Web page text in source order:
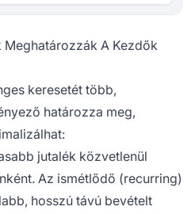
Meghatározzák A Kezdők
keresetét több,
határozza meg,
jutalék közvetlenül
Az ismétlődő (recurring)
hosszú távú bevételt